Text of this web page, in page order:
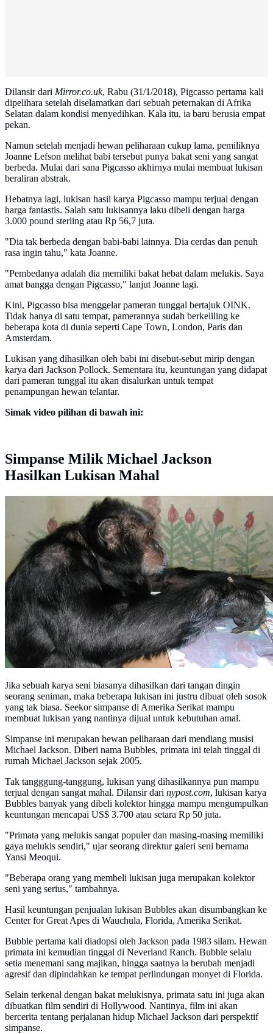
Dilansir dari Mirror.co.uk, Rabu (31/1/2018), Pigcasso pertama kali
dipelihara setelah diselamatkan dari sebuah peternakan di Afrika
Selatan dalam kondisi menyedihkan. Kala itu, ia baru berusia empat
pekan.
Namun setelah menjadi hewan peliharaan cukup lama, pemiliknya
Joanne Lefson melihat babi tersebut punya bakat seni yang sangat
berbeda. Mulai dari sana Pigcasso akhirnya mulai membuat lukisan
beraliran abstrak.
Hebatnya lagi, lukisan hasil karya Pigcasso mampu terjual dengan
harga fantastis. Salah satu lukisannya laku dibeli dengan harga
3.000 pound sterling atau Rp 56,7 juta.
"Dia tak berbeda dengan babi-babi lainnya. Dia cerdas dan penuh
rasa ingin tahu," kata Joanne.
"Pembedanya adalah dia memiliki bakat hebat dalam melukis. Saya
amat bangga dengan Pigcasso," lanjut Joanne lagi.
Kini, Pigcasso bisa menggelar pameran tunggal bertajuk OINK.
Tidak hanya di satu tempat, pamerannya sudah berkeliling ke
beberapa kota di dunia seperti Cape Town, London, Paris dan
Amsterdam.
Lukisan yang dihasilkan oleh babi ini disebut-sebut mirip dengan
karya dari Jackson Pollock. Sementara itu, keuntungan yang didapat
dari pameran tunggal itu akan disalurkan untuk tempat
penampungan hewan telantar.
Simak video pilihan di bawah ini:
Simpanse Milik Michael Jackson
Hasilkan Lukisan Mahal
Jika sebuah karya seni biasanya dihasilkan dari tangan dingin
seorang seniman, maka beberapa lukisan ini justru dibuat oleh sosok
yang tak biasa. Seekor simpanse di Amerika Serikat mampu
membuat lukisan yang nantinya dijual untuk kebutuhan amal.
Simpanse ini merupakan hewan peliharaan dari mendiang musisi
Michael Jackson. Diberi nama Bubbles, primata ini telah tinggal di
rumah Michael Jackson sejak 2005.
Tak tangggung-tanggung, lukisan yang dihasilkannya pun mampu
terjual dengan sangat mahal. Dilansir dari nypost.com, lukisan karya
Bubbles banyak yang dibeli kolektor hingga mampu mengumpulkan
keuntungan mencapai US$ 3.700 atau setara Rp 50 juta.
"Primata yang melukis sangat populer dan masing-masing memiliki
gaya melukis sendiri," ujar seorang direktur galeri seni bernama
Yansi Meoqui.
"Beberapa orang yang membeli lukisan juga merupakan kolektor
seni yang serius," tambahnya.
Hasil keuntungan penjualan lukisan Bubbles akan disumbangkan ke
Center for Great Apes di Wauchula, Florida, Amerika Serikat.
Bubble pertama kali diadopsi oleh Jackson pada 1983 silam. Hewan
primata ini kemudian tinggal di Neverland Ranch. Bubble selalu
setia menemani sang majikan, hingga saatnya ia berubah menjadi
agresif dan dipindahkan ke tempat perlindungan monyet di Florida.
Selain terkenal dengan bakat melukisnya, primata satu ini juga akan
dibuatkan film sendiri di Hollywood. Nantinya, film ini akan
bercerita tentang perjalanan hidup Michael Jackson dari perspektif
simpanse.